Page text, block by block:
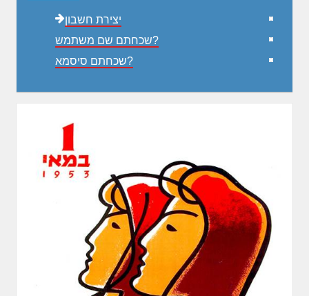
יצירת חשבון
שכחתם שם משתמש?
שכחתם סיסמא?